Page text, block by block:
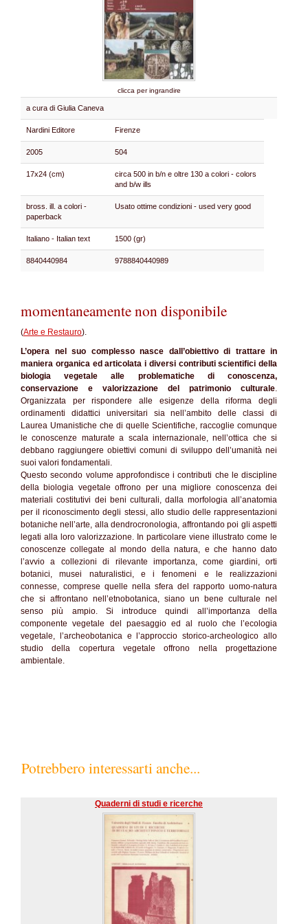
clicca per ingrandire
a cura di Giulia Caneva
Nardini Editore Firenze
2005 504
17x24 (cm)
circa 500 in b/n e oltre 130 a colori - colors
and b/w ills
bross. ill. a colori -
paperback
Usato ottime condizioni - used very good
Italiano - Italian text 1500 (gr)
8840440984 9788840440989
momentaneamente non disponibile
(Arte e Restauro).
L’opera nel suo complesso nasce dall’obiettivo di trattare in
maniera organica ed articolata i diversi contributi scientifici della
biologia vegetale alle problematiche di conoscenza,
conservazione e valorizzazione del patrimonio culturale.
Organizzata per rispondere alle esigenze della riforma degli
ordinamenti didattici universitari sia nell’ambito delle classi di
Laurea Umanistiche che di quelle Scientifiche, raccoglie comunque
le conoscenze maturate a scala internazionale, nell’ottica che si
debbano raggiungere obiettivi comuni di sviluppo dell’umanità nei
suoi valori fondamentali.
Questo secondo volume approfondisce i contributi che le discipline
della biologia vegetale offrono per una migliore conoscenza dei
materiali costitutivi dei beni culturali, dalla morfologia all’anatomia
per il riconoscimento degli stessi, allo studio delle rappresentazioni
botaniche nell’arte, alla dendrocronologia, affrontando poi gli aspetti
legati alla loro valorizzazione. In particolare viene illustrato come le
conoscenze collegate al mondo della natura, e che hanno dato
l’avvio a collezioni di rilevante importanza, come giardini, orti
botanici, musei naturalistici, e i fenomeni e le realizzazioni
connesse, comprese quelle nella sfera del rapporto uomo-natura
che si affrontano nell’etnobotanica, siano un bene culturale nel
senso più ampio. Si introduce quindi all’importanza della
componente vegetale del paesaggio ed al ruolo che l’ecologia
vegetale, l’archeobotanica e l’approccio storico-archeologico allo
studio della copertura vegetale offrono nella progettazione
ambientale.
Potrebbero interessarti anche...
Quaderni di studi e ricerche